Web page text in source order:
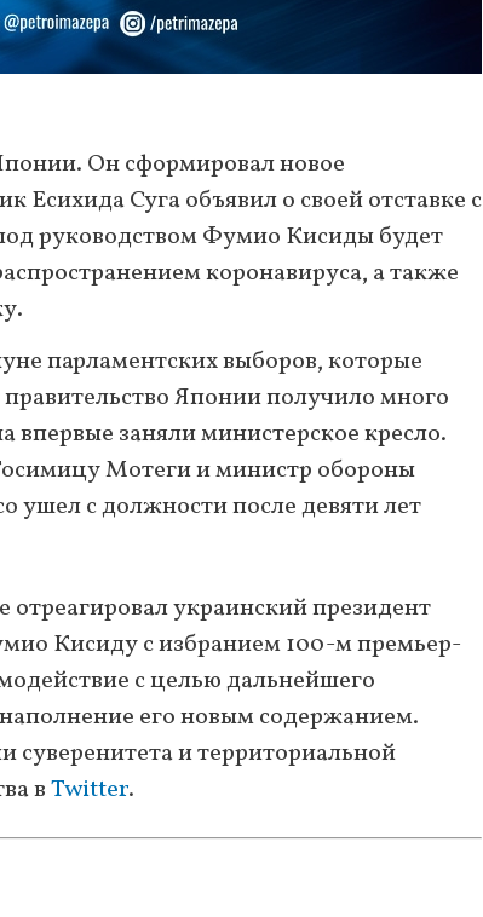
Он сформировал новое
Есихида Суга объявил о своей отставке с
руководством Фумио Кисиды будет
коронавируса, а также
парламентских выборов, которые
Японии получило много
впервые заняли министерское кресло.
Мотеги и министр обороны
ушел с должности после девяти лет
украинский президент
Кисиду с избранием 100-м премьер-
с целью дальнейшего
его новым содержанием.
и территориальной
вTwitter.